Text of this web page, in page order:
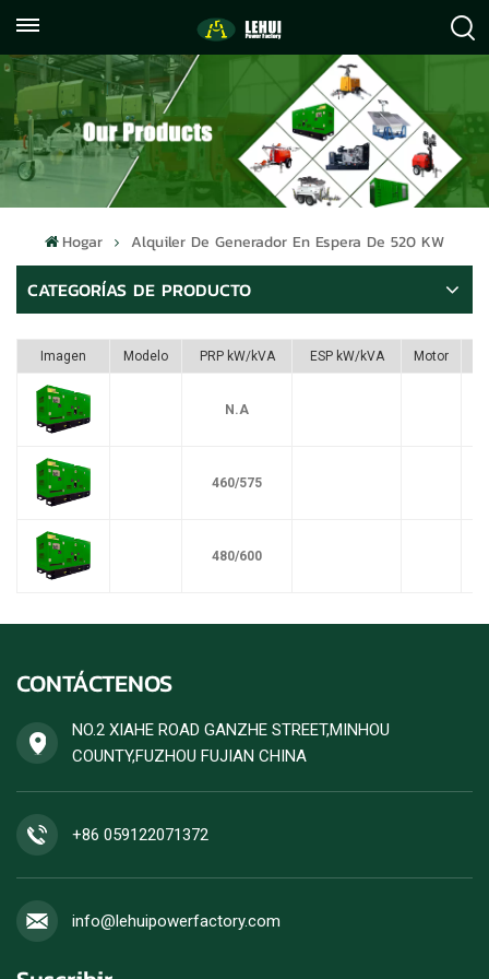
059122071372
info@lehuipowerfactory.com
Hogar Alquiler De Generador En Espera De 520 KW
CATEGORÍAS DE PRODUCTO
Imagen Modelo PRP kW/kVA ESP kW/kVA Motor
N.A
460/575
480/600
CONTÁCTENOS
NO.2 XIAHE ROAD GANZHE STREET,MINHOU
COUNTY,FUZHOU FUJIAN CHINA
+86 059122071372
info@lehuipowerfactory.com